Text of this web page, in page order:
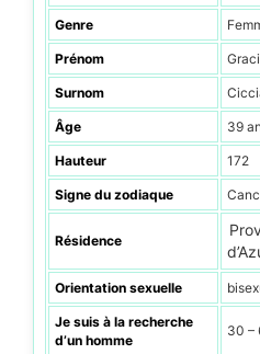
Genre
Prénom
Surnom
Âge 39
Hauteur 172
Signe du zodiaque
Résidence
Orientation sexuelle
Je suis à la recherche
d’un homme
30 –